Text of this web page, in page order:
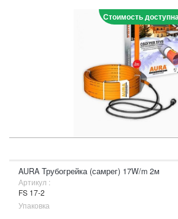
Стоимость
AURA Трубогрейка (самрег) 17W/m 2м
Артикул :
FS 17-2
Упаковка